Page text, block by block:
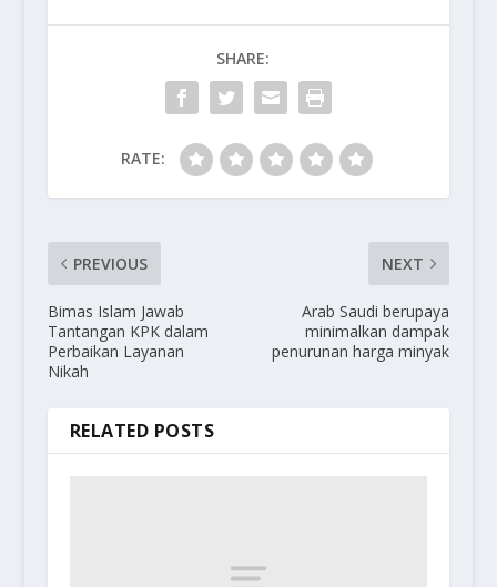
SHARE:
RATE:
PREVIOUS
Bimas Islam Jawab
Tantangan KPK dalam
Perbaikan Layanan
Nikah
NEXT
Arab Saudi berupaya
minimalkan dampak
penurunan harga minyak
RELATED POSTS